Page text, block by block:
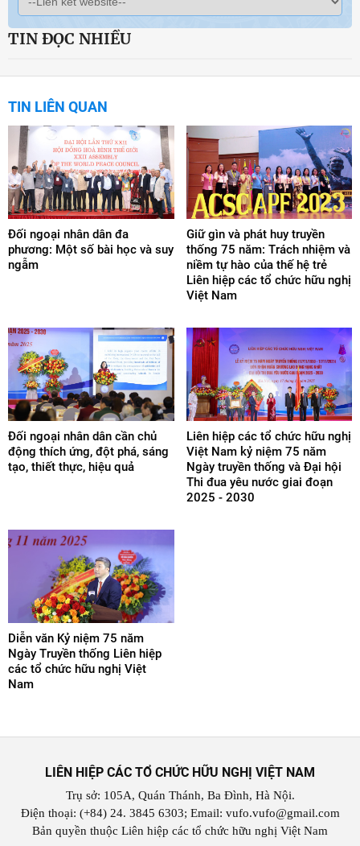
TIN ĐỌC NHIỀU
TIN LIÊN QUAN
Đối ngoại nhân dân đa
phương: Một số bài học và suy
ngẫm
Giữ gìn và phát huy truyền
thống 75 năm: Trách nhiệm và
niềm tự hào của thế hệ trẻ
Liên hiệp các tổ chức hữu nghị
Việt Nam
Đối ngoại nhân dân cần chủ
động thích ứng, đột phá, sáng
tạo, thiết thực, hiệu quả
Liên hiệp các tổ chức hữu nghị
Việt Nam kỷ niệm 75 năm
Ngày truyền thống và Đại hội
Thi đua yêu nước giai đoạn
2025 - 2030
Diễn văn Kỷ niệm 75 năm
Ngày Truyền thống Liên hiệp
các tổ chức hữu nghị Việt
Nam
LIÊN HIỆP CÁC TỔ CHỨC HỮU NGHỊ VIỆT NAM
Trụ sở: 105A, Quán Thánh, Ba Đình, Hà Nội.
Điện thoại: (+84) 24. 3845 6303; Email: vufo.vufo@gmail.com
Bản quyền thuộc Liên hiệp các tổ chức hữu nghị Việt Nam